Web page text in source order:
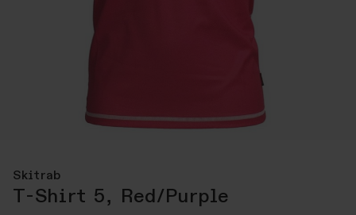
Skitrab
T-Shirt 5, Red/Purple